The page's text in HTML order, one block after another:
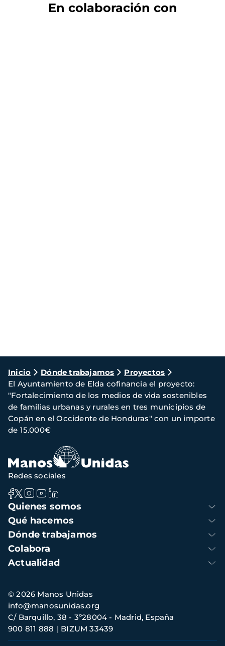
En colaboración con
Ruta
de
navegación
Inicio Dónde trabajamos
Proyectos
El Ayuntamiento de Elda cofinancia el proyecto:
"Fortalecimiento de los medios de vida sostenibles
de familias urbanas y rurales en tres municipios de
Copán en el Occidente de Honduras" con un importe
de 15.000€
Navegación
principal
Quienes somos
Qué hacemos
Dónde trabajamos
Colabora
Actualidad
Redes sociales
Información
de
contacto
© 2026 Manos Unidas
C/ Barquillo, 38 - 3º28004 - Madrid, España
900 811 888
BIZUM 33439
info@manosunidas.org